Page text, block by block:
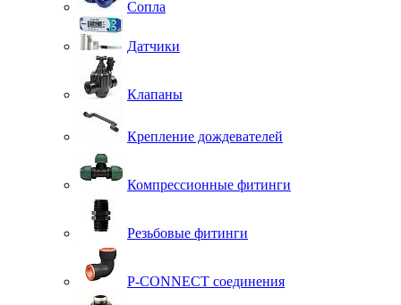
Сопла
Датчики
Клапаны
Крепление дождевателей
Компрессионные фитинги
Резьбовые фитинги
P-CONNECT соединения